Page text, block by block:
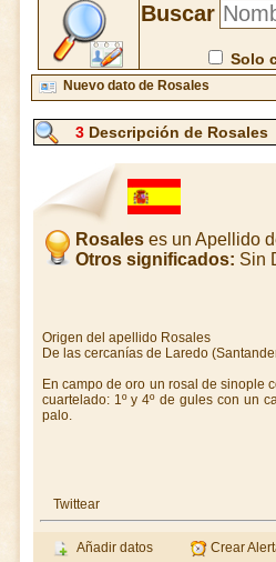
Buscar
Solo
Nuevo dato de Rosales
3Descripción de Rosales
Rosales es un Apellido
Otros significados: Sin
Origen del apellido Rosales
De las cercanías de Laredo
En campo de oro un rosal de sinople
cuartelado: 1º y 4º de gules con un
palo.
Twittear
Añadir datos Crear